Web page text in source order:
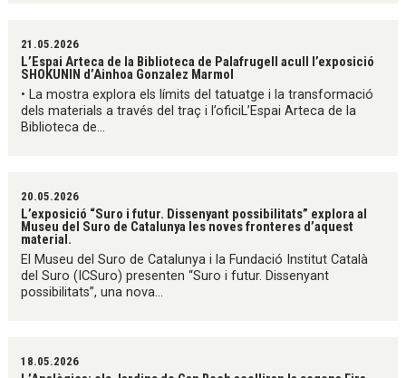
21.05.2026
L’Espai Arteca de la Biblioteca de Palafrugell acull l’exposició
SHOKUNIN d’Ainhoa Gonzalez Marmol
• La mostra explora els límits del tatuatge i la transformació
dels materials a través del traç i l’oficiL’Espai Arteca de la
Biblioteca de...
20.05.2026
L’exposició “Suro i futur. Dissenyant possibilitats” explora al
Museu del Suro de Catalunya les noves fronteres d’aquest
material.
El Museu del Suro de Catalunya i la Fundació Institut Català
del Suro (ICSuro) presenten “Suro i futur. Dissenyant
possibilitats”, una nova...
18.05.2026